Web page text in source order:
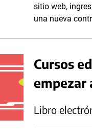
sitio web,
una nueva
Cursos
empezar
Libro